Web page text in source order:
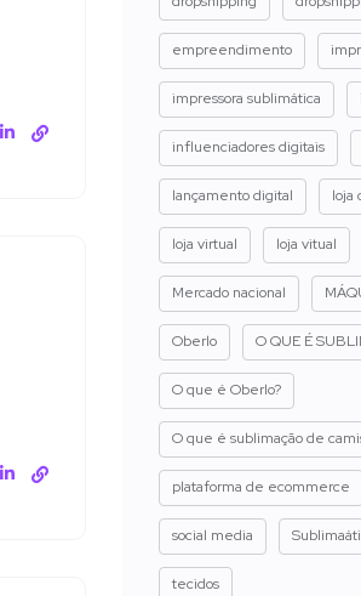
empreendimento
impressora sublimática
influenciadores digitais
lançamento digital loja
loja virtual loja vitual
Mercado nacional
Oberlo O QUE É
O que é Oberlo?
O que é sublimação de
plataforma de ecommerce
social media
tecidos